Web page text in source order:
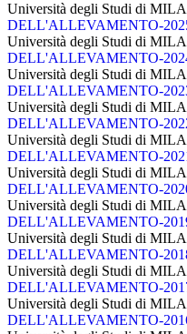
Università degli Studi di
DELL'ALLEVAMENTO-
Università degli Studi di
DELL'ALLEVAMENTO-
Università degli Studi di
DELL'ALLEVAMENTO-
Università degli Studi di
DELL'ALLEVAMENTO-
Università degli Studi di
DELL'ALLEVAMENTO-
Università degli Studi di
DELL'ALLEVAMENTO-
Università degli Studi di
DELL'ALLEVAMENTO-
Università degli Studi di
DELL'ALLEVAMENTO-
Università degli Studi di
DELL'ALLEVAMENTO-
Università degli Studi di
DELL'ALLEVAMENTO-